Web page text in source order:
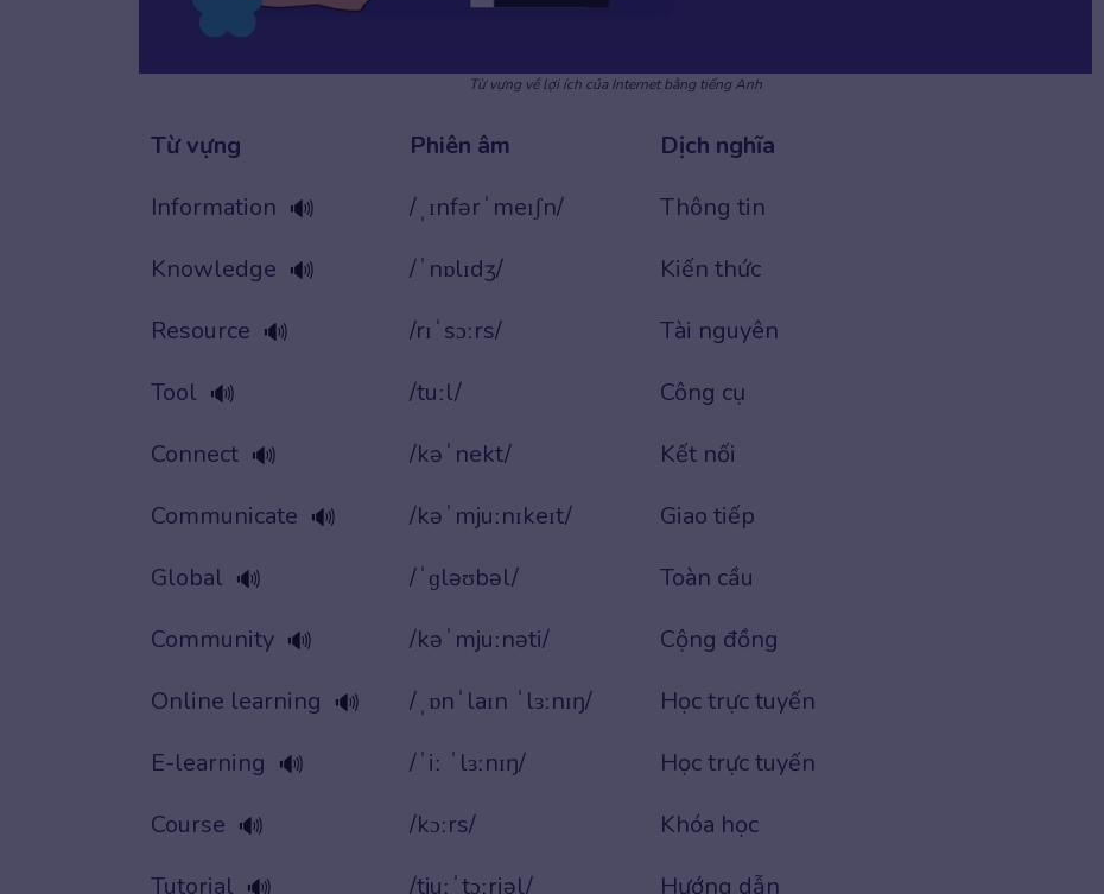
Từ vựng về lợi ích của Internet bằng tiếng Anh
Từ vựng Phiên âm
Dịch nghĩa
Information 🔊 /ˌɪnfərˈmeɪʃn/
Thông tin
Knowledge 🔊 /ˈnɒlɪdʒ/
Kiến thức
Resource 🔊 /rɪˈsɔːrs/
Tài nguyên
Tool 🔊 /tuːl/
Công cụ
Connect 🔊 /kəˈnekt/
Kết nối
Communicate 🔊 /kəˈmjuːnɪkeɪt/
Giao tiếp
Global 🔊 /ˈɡləʊbəl/
Toàn cầu
Community 🔊 /kəˈmjuːnəti/
Cộng đồng
Online learning 🔊 /ˌɒnˈlaɪn ˈlɜːnɪŋ/
Học trực tuyến
E-learning 🔊 /ˈiː ˈlɜːnɪŋ/
Học trực tuyến
Course 🔊 /kɔːrs/
Khóa học
Tutorial
/tjuːˈtɔːriəl/
Hướng dẫn